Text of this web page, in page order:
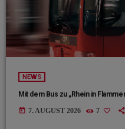
NEWS
Mit dem Bus zu „Rhein in
today 7. AUGUST 2026 7